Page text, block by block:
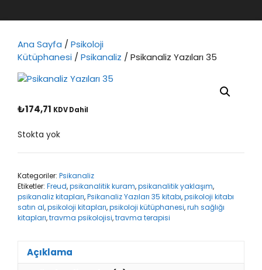
Ana Sayfa / Psikoloji
Kütüphanesi / Psikanaliz / Psikanaliz Yazıları 35
₺174,71 KDV Dahil
Stokta yok
Kategoriler: Psikanaliz
Etiketler: Freud,psikanalitik kuram,psikanalitik yaklaşım,
psikanaliz kitapları,Psikanaliz Yazıları 35 kitabı,psikoloji kitabı
satın al,psikoloji kitapları,psikoloji kütüphanesi,ruh sağlığı
kitapları,travma psikolojisi,travma terapisi
Açıklama